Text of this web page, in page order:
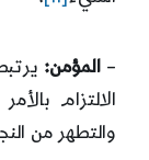
–المؤمن:
الالتزام
والتطهر من